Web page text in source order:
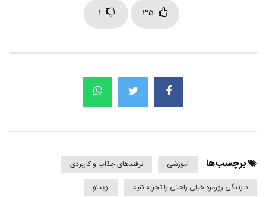
35
1
برچسب‌ها اموزشی
ترفندهای جذاب و کاربردی
د زندگی روزمره خیلی راحتی را تجربه کنید
ویدئو